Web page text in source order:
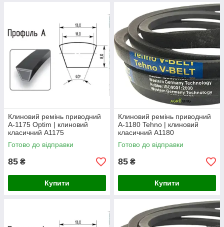
Клиновий ремінь приводний
А-1175 Optim | клиновий
класичний А1175
Готово до відправки
85 ₴
Купити
Клиновий ремінь приводний
А-1180 Tehno | клиновий
класичний А1180
Готово до відправки
85 ₴
Купити